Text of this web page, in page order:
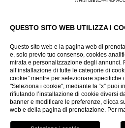
611 | FAX +39 0165
QUESTO SITO WEB UTILIZZA I
Questo sito web e la pagina web di
e, solo previo tuo consenso, cookies
mirata e personalizzazione degli annunci.
all’installazione di tutte le categorie di
cookie” mentre per selezionare specifiche
"Seleziona i cookie"; mediante la “x” puoi
rifiutando l’installazione di cookie diversi
banner e modificare le preferenze, clicca
web e della pagina di prenotazione. Per